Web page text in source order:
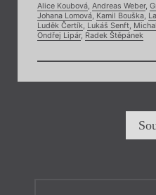
Alice Koubová, Andreas Weber,
Johana Lomová, Kamil Bouška,
Luděk Čertík, Lukáš Senft,
Ondřej Lipár, Radek Štěpánek